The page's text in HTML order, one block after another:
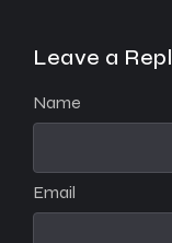
Leave a
Name
Email